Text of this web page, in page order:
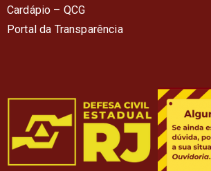
Cardápio – QCG
Portal da Transparência